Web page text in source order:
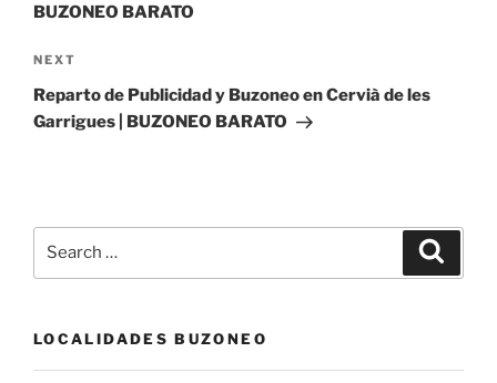
BUZONEO BARATO
Next
Post
NEXT
Reparto de Publicidad y Buzoneo en Cervià de les
Garrigues | BUZONEO BARATO
LOCALIDADES BUZONEO